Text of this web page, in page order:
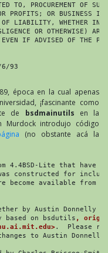
TO, PROCUREMENT OF
PROFITS; OR BUSINESS
OF LIABILITY, WHETHER IN
OR OTHERWISE)
IF ADVISED OF THE
93
época en la cual apenas
¡fascinante como
de bsdmainutils en la
Murdock introdujo código
(no obstante acá la
4.4BSD-Lite that have
constructed for
become available from
by Austin Donnelly
based on bsdutils ,
.  Please
to Austin Donnelly.